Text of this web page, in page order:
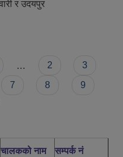
र उदयपुर
2
3
7 8
9
चालकको नाम सम्पर्क नं